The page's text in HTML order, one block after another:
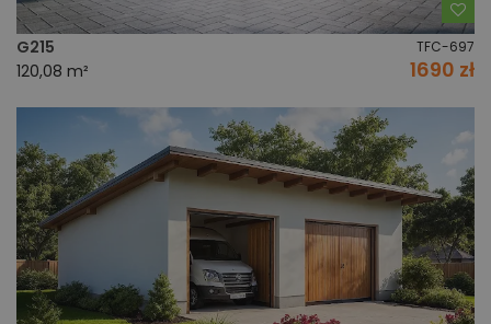
G215 TFC-697
120,08 m² 1690 zł